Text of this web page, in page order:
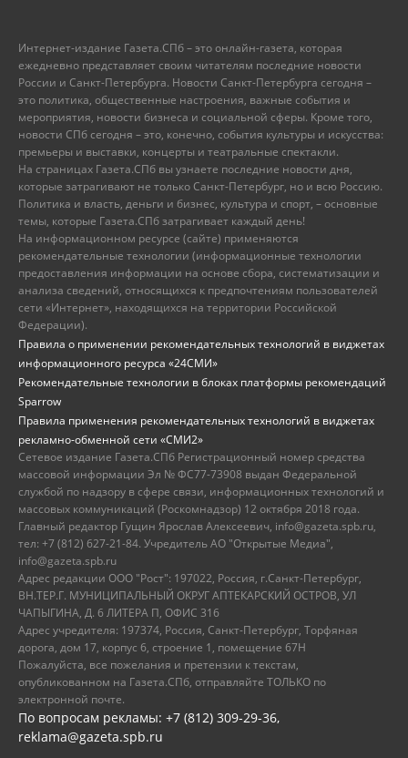
Интернет-издание Газета.СПб – это онлайн-газета, которая
ежедневно представляет своим читателям последние новости
России и Санкт-Петербурга. Новости Санкт-Петербурга сегодня –
это политика, общественные настроения, важные события и
мероприятия, новости бизнеса и социальной сферы. Кроме того,
новости СПб сегодня – это, конечно, события культуры и искусства:
премьеры и выставки, концерты и театральные спектакли.
На страницах Газета.СПб вы узнаете последние новости дня,
которые затрагивают не только Санкт-Петербург, но и всю Россию.
Политика и власть, деньги и бизнес, культура и спорт, – основные
темы, которые Газета.СПб затрагивает каждый день!
На информационном ресурсе (сайте) применяются
рекомендательные технологии (информационные технологии
предоставления информации на основе сбора, систематизации и
анализа сведений, относящихся к предпочтениям пользователей
сети «Интернет», находящихся на территории Российской
Федерации).
Правила о применении рекомендательных технологий в виджетах
информационного ресурса «24СМИ»
Рекомендательные технологии в блоках платформы рекомендаций
Sparrow
Правила применения рекомендательных технологий в виджетах
рекламно-обменной сети «СМИ2»
Сетевое издание Газета.СПб Регистрационный номер средства
массовой информации Эл № ФС77-73908 выдан Федеральной
службой по надзору в сфере связи, информационных технологий и
массовых коммуникаций (Роскомнадзор) 12 октября 2018 года.
Главный редактор Гущин Ярослав Алексеевич, info@gazeta.spb.ru,
тел: +7 (812) 627-21-84. Учредитель АО "Открытые Медиа",
info@gazeta.spb.ru
Адрес редакции ООО "Рост": 197022, Россия, г.Санкт-Петербург,
ВН.ТЕР.Г. МУНИЦИПАЛЬНЫЙ ОКРУГ АПТЕКАРСКИЙ ОСТРОВ, УЛ
ЧАПЫГИНА, Д. 6 ЛИТЕРА П, ОФИС 316
Адрес учредителя: 197374, Россия, Санкт-Петербург, Торфяная
дорога, дом 17, корпус 6, строение 1, помещение 67Н
Пожалуйста, все пожелания и претензии к текстам,
опубликованном на Газета.СПб, отправляйте ТОЛЬКО по
электронной почте.
По вопросам рекламы: +7 (812) 309-29-36,
reklama@gazeta.spb.ru